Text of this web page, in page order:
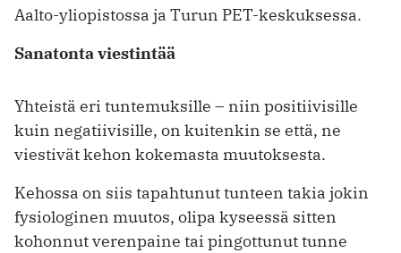
Aalto-yliopistossa ja Turun PET-keskuksessa.
Sanatonta viestintää
Yhteistä eri tuntemuksille – niin positiivisille
kuin negatiivisille, on kuitenkin se että, ne
viestivät kehon kokemasta muutoksesta.
Kehossa on siis tapahtunut tunteen takia jokin
fysiologinen muutos, olipa kyseessä sitten
kohonnut verenpaine tai pingottunut tunne